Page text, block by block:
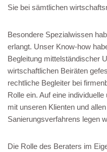
Sie bei sämtlichen
Besondere Spezialwissen
erlangt. Unser Know-how
Begleitung mittelständischer
wirtschaftlichen Beiräten
rechtliche Begleiter bei
Rolle ein. Auf eine
mit unseren Klienten und
Sanierungsverfahrens legen
Die Rolle des Beraters im